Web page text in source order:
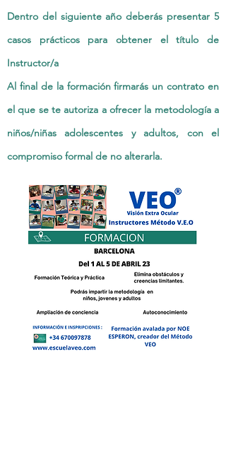
Dentro del siguiente año deberás presentar 5
casos prácticos para obtener el título de
Instructor/a
Al final de la formación firmarás un contrato en
el que se te autoriza a ofrecer la metodología a
niños/niñas adolescentes y adultos, con el
compromiso formal de no alterarla.